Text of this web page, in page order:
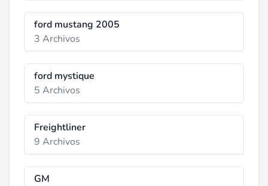
ford mustang 2005
3 Archivos
ford mystique
5 Archivos
Freightliner
9 Archivos
GM